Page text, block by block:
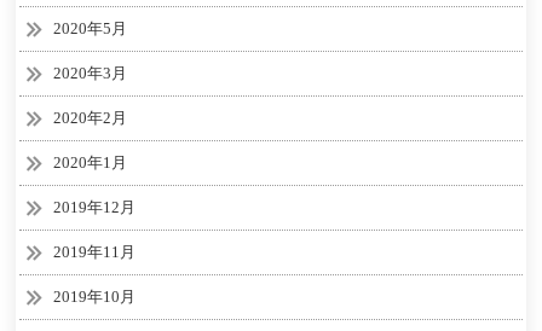
2020年5月
2020年3月
2020年2月
2020年1月
2019年12月
2019年11月
2019年10月